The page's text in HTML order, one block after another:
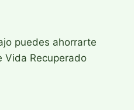
puedes ahorrarte
Vida Recuperado